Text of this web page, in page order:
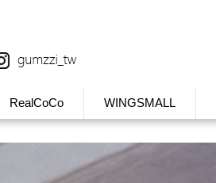
RealCoCo WINGSMALL